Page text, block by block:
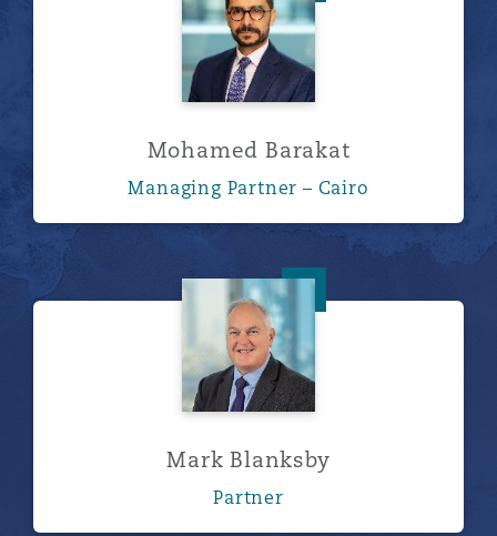
Mohamed Barakat
Managing Partner – Cairo
Mark Blanksby
Mark Blanksby
Partner